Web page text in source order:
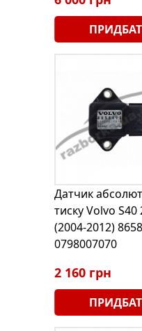
Датчик
тиску Volvo S40
(2004-2012)
0798007070
2 160 грн